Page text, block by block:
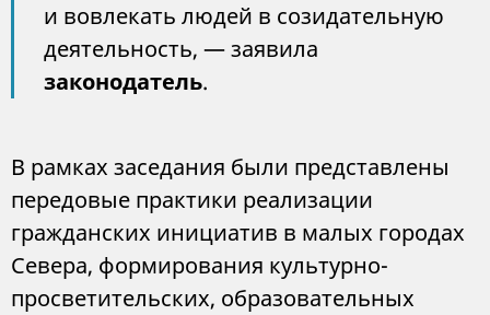
и вовлекать людей в созидательную
деятельность, — заявила
законодатель.
В рамках заседания были представлены
передовые практики реализации
гражданских инициатив в малых городах
Севера, формирования культурно-
просветительских, образовательных